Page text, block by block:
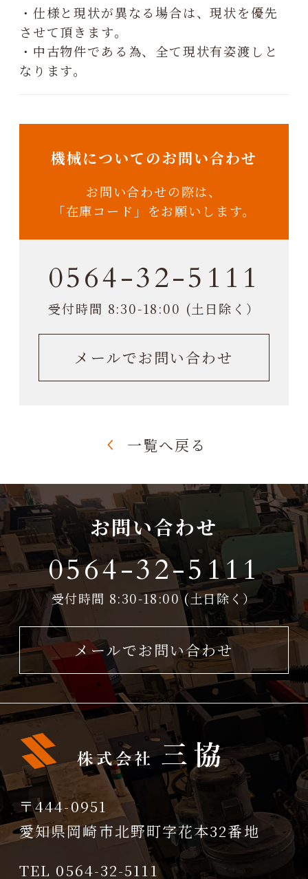
・仕様と現状が異なる場合は、現状を優先
させて頂きます。
・中古物件である為、全て現状有姿渡しと
なります。
機械についてのお問い合わせ
お問い合わせの際は、
「在庫コード」をお願いします。
0564-32-5111
受付時間 8:30-18:00 (土日除く）
メールでお問い合わせ
一覧へ戻る
お問い合わせ
0564-32-5111
受付時間 8:30-18:00 (土日除く）
メールでお問い合わせ
〒444-0951
愛知県岡崎市北野町字花本32番地
TEL 0564-32-5111